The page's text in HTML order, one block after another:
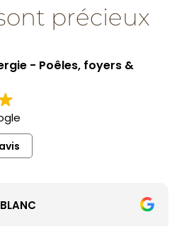
précieux
- Poêles, foyers &